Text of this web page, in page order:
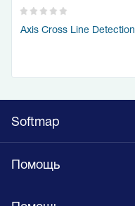
Axis Cross Line Detection
Softmap
Помощь